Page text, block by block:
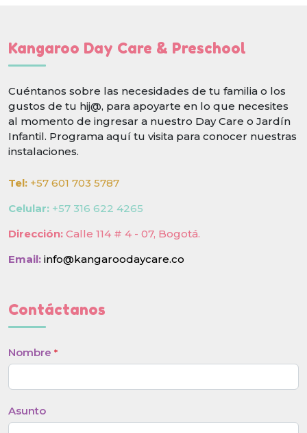
Kangaroo Day Care & Preschool
Cuéntanos sobre las necesidades de tu familia o los
gustos de tu hij@, para apoyarte en lo que necesites
al momento de ingresar a nuestro Day Care o Jardín
Infantil. Programa aquí tu visita para conocer nuestras
instalaciones.
Tel: +57 601 703 5787
Celular: +57 316 622 4265
Dirección: Calle 114 # 4 - 07, Bogotá.
Email: info@kangaroodaycare.co
Contáctanos
Nombre *
Asunto